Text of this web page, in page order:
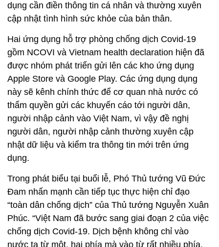
dụng cần điền thông tin cá nhân và thường xuyên
cập nhật tình hình sức khỏe của bản thân.
Hai ứng dụng hỗ trợ phòng chống dịch Covid-19
gồm NCOVI và Vietnam health declaration hiện đã
được nhóm phát triển gửi lên các kho ứng dụng
Apple Store và Google Play. Các ứng dụng dụng
này sẽ kênh chính thức để cơ quan nhà nước có
thẩm quyền gửi các khuyến cáo tới người dân,
người nhập cảnh vào Việt Nam, vì vậy đề nghị
người dân, người nhập cảnh thường xuyên cập
nhật dữ liệu và kiểm tra thông tin mới trên ứng
dụng.
Trong phát biểu tại buổi lễ, Phó Thủ tướng Vũ Đức
Đam nhấn mạnh cần tiếp tục thực hiện chỉ đạo
“toàn dân chống dịch” của Thủ tướng Nguyễn Xuân
Phúc. “Việt Nam đã bước sang giai đoạn 2 của việc
chống dịch Covid-19. Dịch bệnh không chỉ vào
nước ta từ một, hai phía mà vào từ rất nhiều phía,